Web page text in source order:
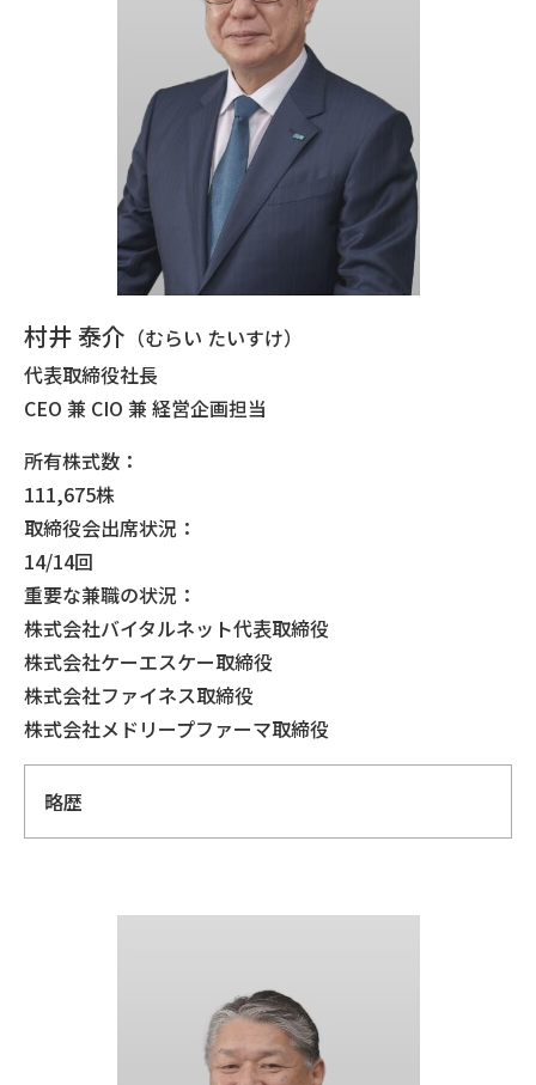
村井 泰介 （むらい たいすけ）
代表取締役社長
CEO 兼 CIO 兼 経営企画担当
所有株式数：
111,675株
取締役会出席状況：
14/14回
重要な兼職の状況：
株式会社バイタルネット代表取締役
株式会社ケーエスケー取締役
株式会社ファイネス取締役
株式会社メドリープファーマ取締役
略歴